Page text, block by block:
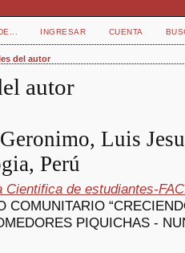
INGRESAR CUENTA
del autor
autor
Luis
Perú
Cientifica de estudiantes-
COMUNITARIO
PIQUICHAS -